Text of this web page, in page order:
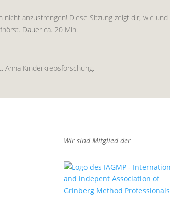
anzustrengen! Diese Sitzung zeigt dir, wie und
Dauer ca. 20 Min.
Anna Kinderkrebsforschung.
Wir sind Mitglied der